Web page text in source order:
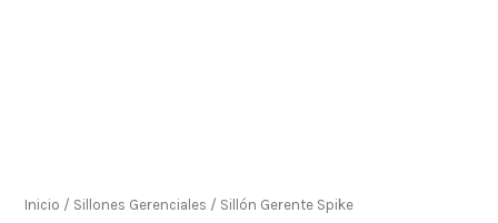
Inicio / Sillones Gerenciales / Sillón Gerente Spike